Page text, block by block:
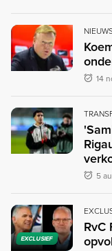
14
5
EXCLUSIEF
RvC